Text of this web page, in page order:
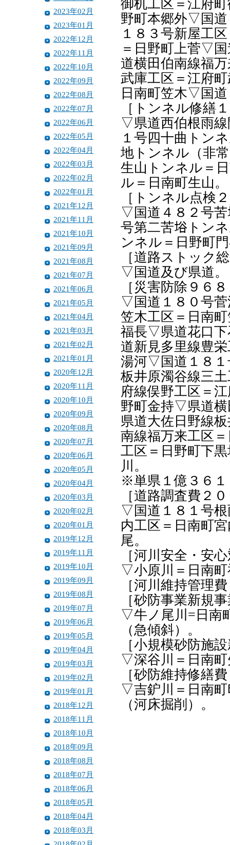
2023年02月
2023年01月
2022年12月
2022年11月
2022年10月
2022年09月
2022年08月
2022年07月
2022年06月
2022年05月
2022年04月
2022年03月
2022年02月
2022年01月
2021年12月
2021年11月
2021年10月
2021年09月
2021年08月
2021年07月
2021年06月
2021年05月
2021年04月
2021年03月
2021年02月
2021年01月
2020年12月
2020年11月
2020年10月
2020年09月
2020年08月
2020年07月
2020年06月
2020年05月
2020年04月
2020年03月
2020年02月
2020年01月
2019年12月
2019年11月
2019年10月
2019年09月
2019年08月
2019年07月
2019年06月
2019年05月
2019年04月
2019年03月
2019年02月
2019年01月
2018年12月
2018年11月
2018年10月
2018年09月
2018年08月
2018年07月
2018年06月
2018年05月
2018年04月
2018年03月
御机工区＝江府
野町本郷外▽国
１８３号新屋工
＝日野町上菅▽
道横田伯南線福
武庫工区＝江府
日南町笠木▽国
［トンネル修繕
▽県道西伯根雨
１号四十曲トン
地トンネル（非
生山トンネル＝
ル＝日南町生山。
［トンネル点検
▽国道４８２号
号第二苦﨏トン
ンネル＝日野町
［道路ストック
▽国道及び県道。
［災害防除９６
▽国道１８０号
笠木工区＝日南
福長▽県道花口
道新見多里線豊
湯河▽国道１８
板井原濁谷線三
府線俣野工区＝
野町金持▽県道
県道大佐日野線
南線福万来工区
工区＝日野町下
川。
※単県１億３６１
［道路調査費２
▽国道１８１号
内工区＝日南町
尾。
［河川安全・安
▽小原川＝日南
［河川維持管理
［砂防事業新規
▽牛ノ尾川=日南
（急傾斜）。
［小規模砂防施
▽深谷川＝日南町
［砂防維持修繕
▽吉鈩川＝日南
（河床掘削）。